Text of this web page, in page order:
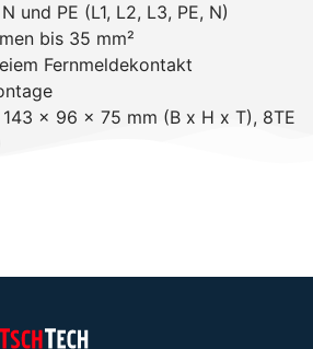
und PE (L1, L2, L3, PE, N)
bis 35 mm²
Fernmeldekontakt
143 x 96 x 75 mm (B x H x T), 8TE